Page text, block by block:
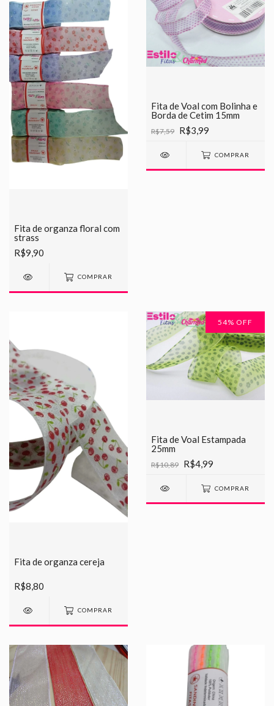
Fita de organza floral com
strass
R$9,90
COMPRAR
Fita de Voal com Bolinha e
Borda de Cetim 15mm
R$7,59 R$3,99
COMPRAR
Fita de organza cereja
R$8,80
COMPRAR
54% OFF
Fita de Voal Estampada
25mm
R$10,89 R$4,99
COMPRAR